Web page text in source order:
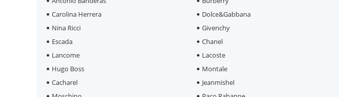
Carolina Herrera
Nina Ricci
Escada
Lancome
Hugo Boss
Cacharel
Dolce&Gabbana
Givenchy
Chanel
Lacoste
Montale
Jeanmishel